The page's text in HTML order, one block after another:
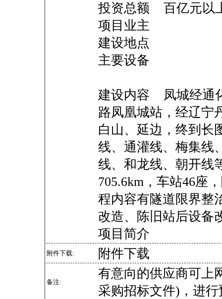
投资总额 百亿
项目业主
建设地点
主要设备
建设内容 凤城经通
路凤凰城站，经辽宁
白山、延边，终到长
线、通灌线、梅集线
线、和龙线、朝开线
705.6km，车站46座
程内容有隧道限界整
改造、陈旧站后设备
项目简介
附件下载: 附件下载
备注:
有意向的供应商可上
采购招标文件)，进